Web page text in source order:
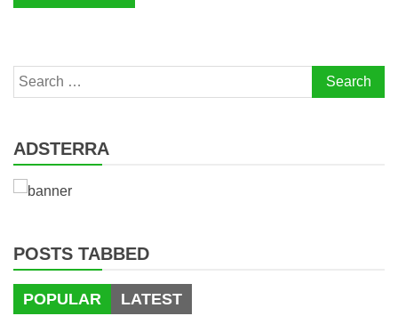
Search
for:
ADSTERRA
POSTS TABBED
POPULAR LATEST